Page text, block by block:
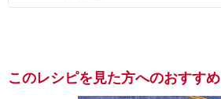
このレシピを見た方へのおすすめ